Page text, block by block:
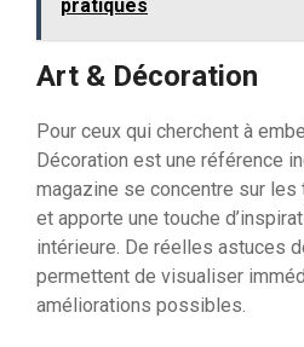
pratiques
Art & Décoration
Pour ceux qui cherchent à
Décoration est une référence
magazine se concentre sur
et apporte une touche
intérieure. De réelles astuces
permettent de visualiser
améliorations possibles.